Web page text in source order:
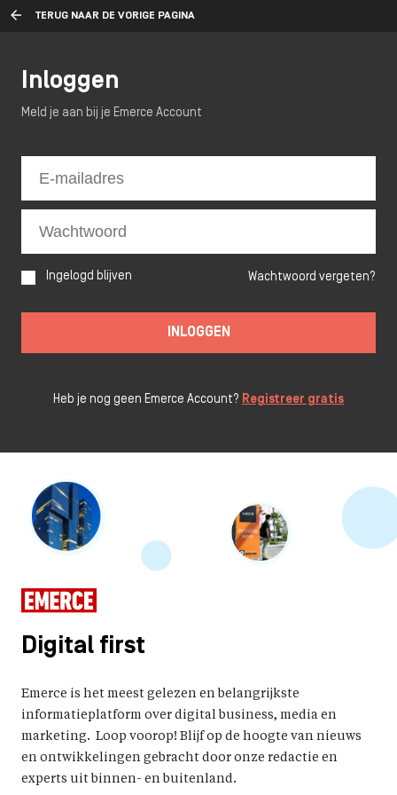
TERUG NAAR DE VORIGE PAGINA
Digital first
Emerce is het meest gelezen en belangrijkste
informatieplatform over digital business, media en
marketing. Loop voorop! Blijf op de hoogte van nieuws
en ontwikkelingen gebracht door onze redactie en
experts uit binnen- en buitenland.
Inloggen
Meld je aan bij je Emerce Account
Ingelogd blijven Wachtwoord vergeten?
INLOGGEN
Heb je nog geen Emerce Account? Registreer gratis